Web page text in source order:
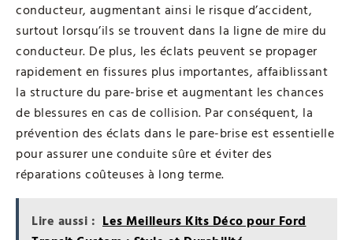
conducteur, augmentant ainsi le risque d’accident,
surtout lorsqu’ils se trouvent dans la ligne de mire du
conducteur. De plus, les éclats peuvent se propager
rapidement en fissures plus importantes, affaiblissant
la structure du pare-brise et augmentant les chances
de blessures en cas de collision. Par conséquent, la
prévention des éclats dans le pare-brise est essentielle
pour assurer une conduite sûre et éviter des
réparations coûteuses à long terme.
Lire aussi : Les Meilleurs Kits Déco pour Ford